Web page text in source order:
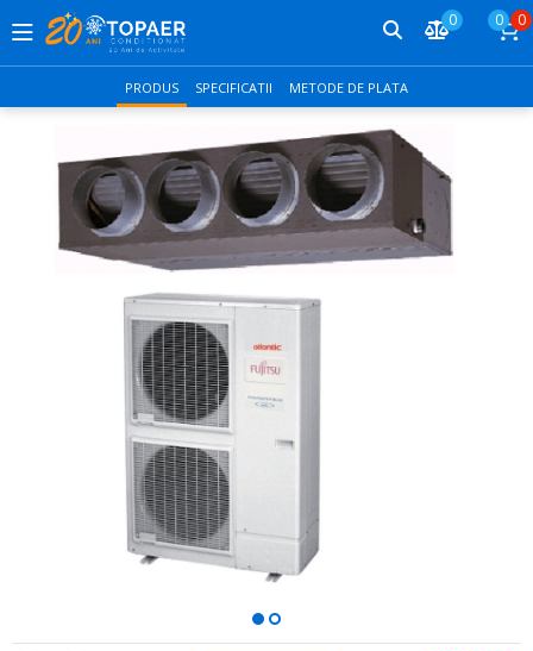
0 0 0
PRODUS SPECIFICATII METODE DE PLATA